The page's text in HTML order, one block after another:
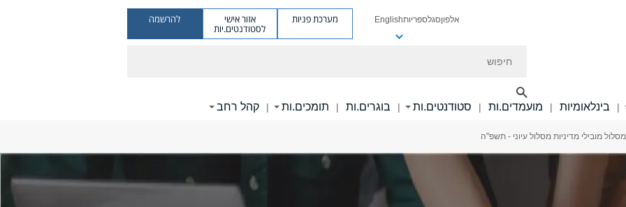
אלפוןסגלספריותEnglish מערכת פניות אזור אישי
לסטודנטים.יות
להרשמה
| בינלאומיות | מועמדים.ות | סטודנטים.ות | בוגרים.ות | תומכים.ות | קהל רחב
מובילי מדיניות מסלול עיוני - תשפ"ה